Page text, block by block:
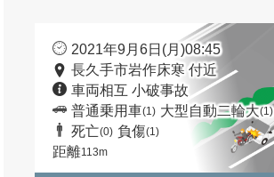
2021年9月6日(月)08:45
長久手市岩作床寒 付近
車両相互 小破事故
普通乗用車(1) 大型自動二輪大(1)
死亡(0) 負傷(1)
距離113m